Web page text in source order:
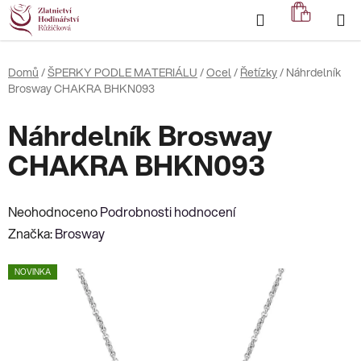
Přejít
na
obsah
Hledat
KOŠÍK
Domů /ŠPERKY PODLE MATERIÁLU /Ocel/ Řetízky/ Náhrdelník
Brosway CHAKRA BHKN093
Náhrdelník Brosway
CHAKRA BHKN093
Průměrné
hodnocení
je
NeohodnocenoPodrobnosti hodnocení
Značka:Brosway
NOVINKA